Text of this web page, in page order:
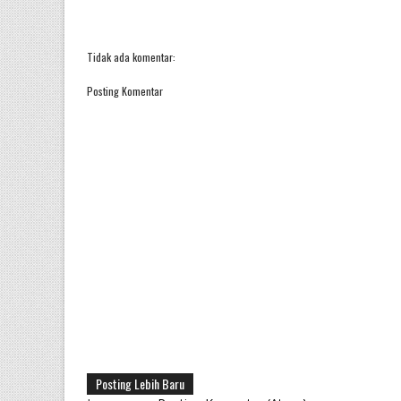
Tidak ada komentar:
Posting Komentar
Posting Lebih Baru